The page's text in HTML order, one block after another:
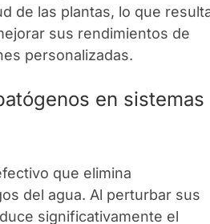
de las plantas, lo que
sus rendimientos de
personalizadas.
en sistemas
que elimina
del agua. Al perturbar sus
significativamente el